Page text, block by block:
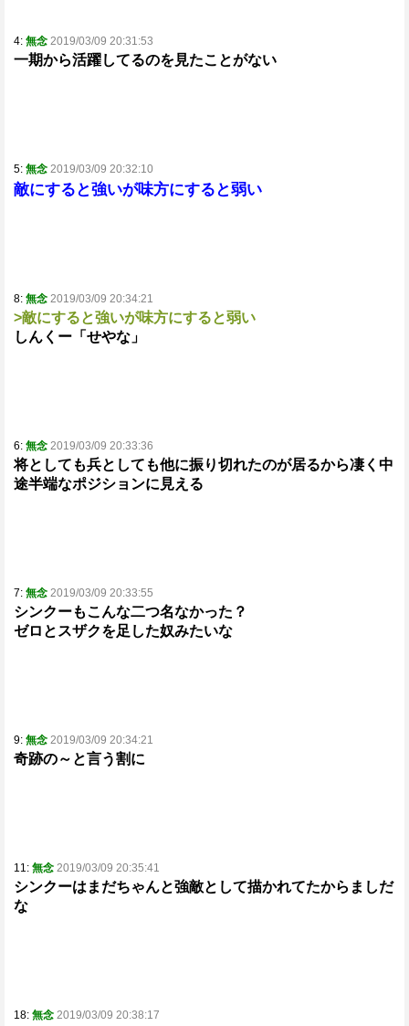
4: 無念 2019/03/09 20:31:53
一期から活躍してるのを見たことがない
5: 無念 2019/03/09 20:32:10
敵にすると強いが味方にすると弱い
8: 無念 2019/03/09 20:34:21
>敵にすると強いが味方にすると弱い
しんくー「せやな」
6: 無念 2019/03/09 20:33:36
将としても兵としても他に振り切れたのが居るから凄く中
途半端なポジションに見える
7: 無念 2019/03/09 20:33:55
シンクーもこんな二つ名なかった？
ゼロとスザクを足した奴みたいな
9: 無念 2019/03/09 20:34:21
奇跡の～と言う割に
11: 無念 2019/03/09 20:35:41
シンクーはまだちゃんと強敵として描かれてたからましだ
な
18: 無念 2019/03/09 20:38:17